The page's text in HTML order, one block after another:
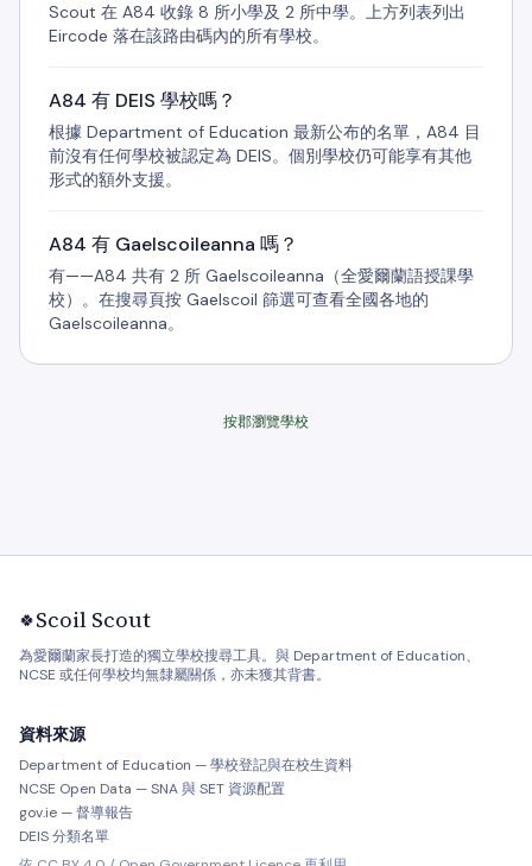
Scout 在 A84 收錄 8 所小學及 2 所中學。上方列表列出
Eircode 落在該路由碼內的所有學校。
A84 有 DEIS 學校嗎？
根據 Department of Education 最新公布的名單，A84 目
前沒有任何學校被認定為 DEIS。個別學校仍可能享有其他
形式的額外支援。
A84 有 Gaelscoileanna 嗎？
有——A84 共有 2 所 Gaelscoileanna（全愛爾蘭語授課學
校）。在搜尋頁按 Gaelscoil 篩選可查看全國各地的
Gaelscoileanna。
按郡瀏覽學校
🍀Scoil Scout
為愛爾蘭家長打造的獨立學校搜尋工具。與 Department of Education、
NCSE 或任何學校均無隸屬關係，亦未獲其背書。
資料來源
Department of Education — 學校登記與在校生資料
NCSE Open Data — SNA 與 SET 資源配置
gov.ie — 督導報告
DEIS 分類名單